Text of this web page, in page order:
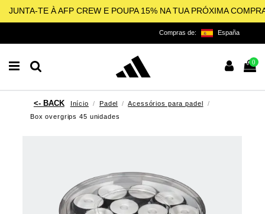
JUNTA-TE À AFP CREW E POUPA 15% NA TUA PRÓXIMA
Compras de: España
0
Início Padel
Acessórios para padel
Box overgrips 45 unidades